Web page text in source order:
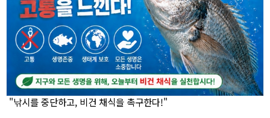
"낚시를 중단하고, 비건 채식을 촉구한다!"